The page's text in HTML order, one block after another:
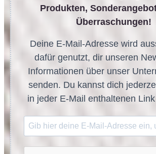
Produkten,
Überraschungen!
Deine E-Mail-Adresse wird
dafür genutzt, dir unseren
Informationen über unser
senden. Du kannst dich
in jeder E-Mail enthaltenen